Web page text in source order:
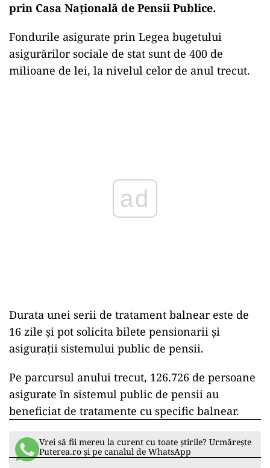
prin Casa Națională de Pensii Publice.
Fondurile asigurate prin Legea bugetului
asigurărilor sociale de stat sunt de 400 de
milioane de lei, la nivelul celor de anul trecut.
ad
Durata unei serii de tratament balnear este de
16 zile și pot solicita bilete pensionarii și
asigurații sistemului public de pensii.
Pe parcursul anului trecut, 126.726 de persoane
asigurate în sistemul public de pensii au
beneficiat de tratamente cu specific balnear.
Vrei să fii mereu la curent cu toate știrile? Urmărește
Puterea.ro și pe canalul de WhatsApp